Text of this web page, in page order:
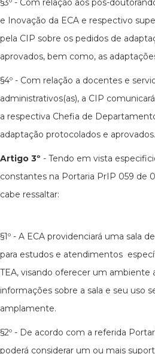
§3º - Com relação aos pós-
e Inovação da ECA e respectivo
pela CIP sobre os pedidos de
aprovados, bem como, as
§4º - Com relação a docentes e
administrativos(as), a CIP
a respectiva Chefia de
adaptação protocolados e aprovados.
Artigo 3º - Tendo em vista
constantes na Portaria PrIP 059 de
cabe ressaltar:
§1º - A ECA providenciará uma sala
para estudos e atendimentos
TEA, visando oferecer um ambiente
informações sobre a sala e seu uso
amplamente.
§2º - De acordo com a referida
poderá considerar um ou mais